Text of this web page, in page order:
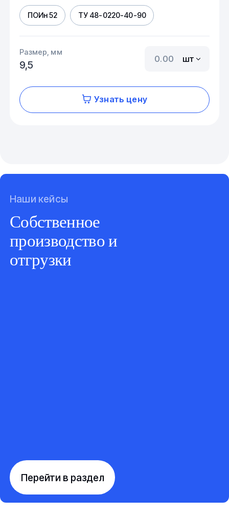
ПОИн 52 ТУ 48-0220-40-90
Размер, мм
9,5
шт
Узнать цену
Наши кейсы
Собственное
производство и
отгрузки
Перейти в раздел